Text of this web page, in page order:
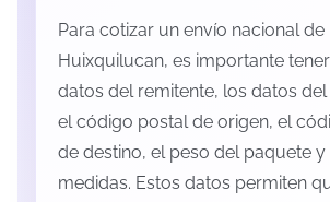
Para cotizar un envío nacional de
Huixquilucan, es importante
datos del remitente, los datos
el código postal de origen, el
de destino, el peso del paquete y
medidas. Estos datos permiten